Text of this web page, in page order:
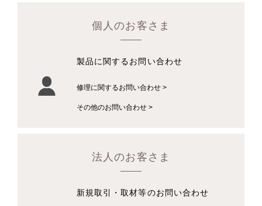
個人のお客さま
製品に関するお問い合わせ
修理に関するお問い合わせ >
その他のお問い合わせ >
法人のお客さま
新規取引・取材等のお問い合わせ